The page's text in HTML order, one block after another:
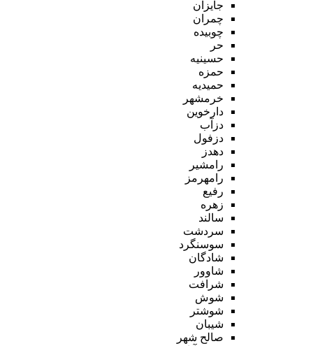
جایزان
چمران
چوبیده
حر
حسینیه
حمزه
حمیدیه
خرمشهر
دارخوین
دزآب
دزفول
دهدز
رامشیر
رامهرمز
رفیع
زهره
سالند
سردشت
سوسنگرد
شادگان
شاوور
شرافت
شوش
شوشتر
شیبان
صالح شهر